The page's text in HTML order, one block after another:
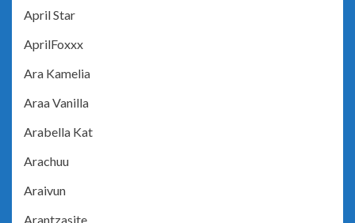
April Star
AprilFoxxx
Ara Kamelia
Araa Vanilla
Arabella Kat
Arachuu
Araivun
Arantzasite